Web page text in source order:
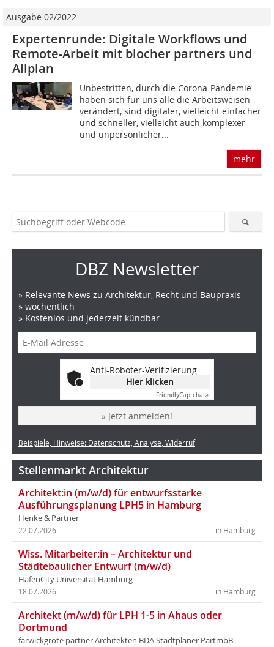
Ausgabe 02/2022
Expertenrunde: Digitale Workflows und
Remote-Arbeit mit blocher partners und
Allplan
Unbestritten, durch die Corona-Pandemie
haben sich für uns alle die Arbeitsweisen
verändert, sind digitaler, vielleicht einfacher
und schneller, vielleicht auch komplexer
und unpersönlicher...
mehr
DBZ Newsletter
» Relevante News zu Architektur, Recht und Baupraxis
» wöchentlich
» Kostenlos und jederzeit kündbar
Anti-Roboter-Verifizierung
Hier klicken
FriendlyCaptcha ⇗
» Jetzt anmelden!
Beispiele, Hinweise: Datenschutz, Analyse, Widerruf
Stellenmarkt Architektur
Architekt:in (m/w/d) für entwurfsstarke
Ausführungsplanung LPH5 in Hamburg
Henke & Partner
in Hamburg
22.07.2026
Wiss. Mitarbeiter:in – Architektur und
Städtebaulicher Entwurf (m/w/d)
HafenCity Universität Hamburg
in Hamburg
18.07.2026
Architekt (m/w/d) für LPH 1-5 in Ahaus oder
Dortmund
farwickgrote partner Architekten BDA Stadtplaner PartmbB